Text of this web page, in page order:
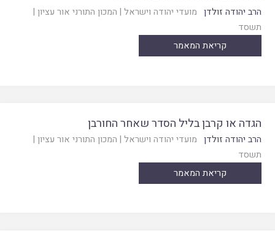
הרב יהודה זולדן מועדי יהודה וישראל | המכון התורני אור עציון |
תשסד
קריאת המאמר
הגדה או קרבן בליל הסדר שאחר החורבן
הרב יהודה זולדן מועדי יהודה וישראל | המכון התורני אור עציון |
תשסד
קריאת המאמר